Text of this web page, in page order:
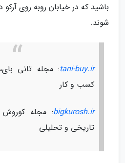
باشید که در خیابان روبه روی آرکو
شوند.
tani-buy.ir: مجله تانی
کسب و کار
bigkurosh.ir: مجله کوروش
تاریخی و تحلیلی